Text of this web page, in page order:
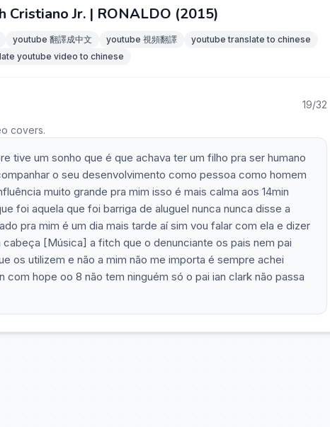
Jr. | RONALDO (2015)
youtube 翻譯成中文 youtube 視頻翻譯
youtube translate to chinese
youtube video to chinese
19/32
covers.
tive um sonho que é que achava ter um filho pra ser humano
o seu desenvolvimento como pessoa como homem
muito grande pra mim isso é mais calma aos 14min
foi aquela que foi barriga de aluguel nunca nunca disse a
pra mim é um dia mais tarde aí sim vou falar com ela e dizer
[Música] a fitch que o denunciante os pais nem pai
os utilizem e não a mim não me importa é sempre achei
hope oo 8 não tem ninguém só o pai ian clark não passa